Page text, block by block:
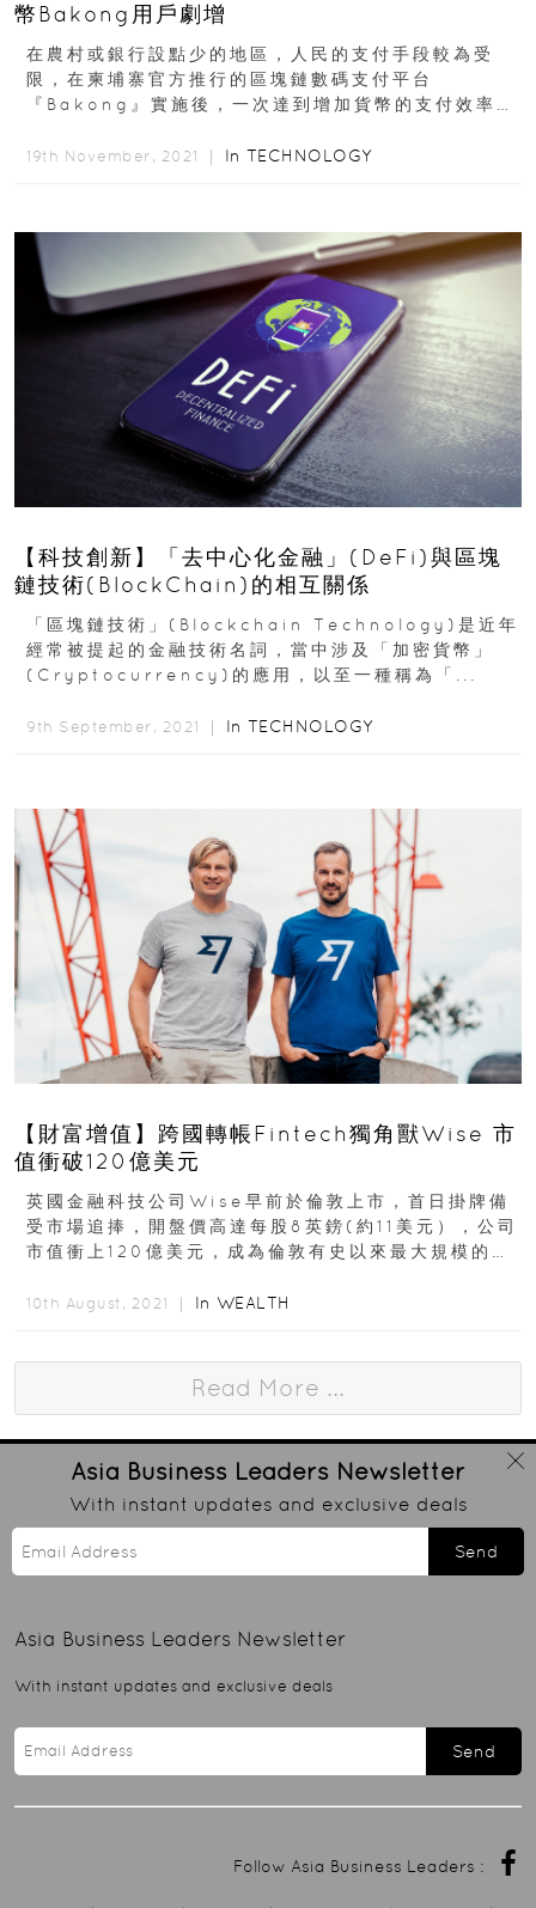
幣Bakong用戶劇增
在農村或銀行設點少的地區，人民的支付手段較為受
限，在柬埔寨官方推行的區塊鏈數碼支付平台
『Bakong』實施後，一次達到增加貨幣的支付效率和
標...
19th November, 2021 ｜ In TECHNOLOGY
【科技創新】「去中心化金融」(DeFi)與區塊
鏈技術(BlockChain)的相互關係
「區塊鏈技術」(Blockchain Technology)是近年
經常被提起的金融技術名詞，當中涉及「加密貨幣」
(Cryptocurrency)的應用，以至一種稱為「...
9th September, 2021 ｜ In TECHNOLOGY
【財富增值】跨國轉帳Fintech獨角獸Wise 市
值衝破120億美元
英國金融科技公司Wise早前於倫敦上市，首日掛牌備
受市場追捧，開盤價高達每股8英鎊(約11美元），公司
市值衝上120億美元，成為倫敦有史以來最大規模的科
10th August, 2021 ｜ In WEALTH
Read More ...
Asia Business Leaders Newsletter
With instant updates and exclusive deals
Send
Asia Business Leaders Newsletter
With instant updates and exclusive deals
Send
Follow Asia Business Leaders :